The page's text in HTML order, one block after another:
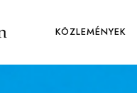
KÖZLEMÉNYEK